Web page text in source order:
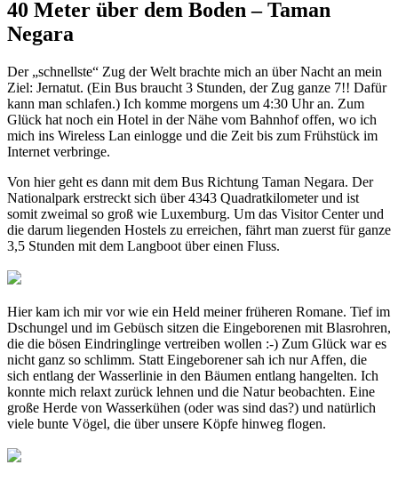
40 Meter über dem Boden – Taman
Negara
Der „schnellste“ Zug der Welt brachte mich an über Nacht an mein
Ziel: Jernatut. (Ein Bus braucht 3 Stunden, der Zug ganze 7!! Dafür
kann man schlafen.) Ich komme morgens um 4:30 Uhr an. Zum
Glück hat noch ein Hotel in der Nähe vom Bahnhof offen, wo ich
mich ins Wireless Lan einlogge und die Zeit bis zum Frühstück im
Internet verbringe.
Von hier geht es dann mit dem Bus Richtung Taman Negara. Der
Nationalpark erstreckt sich über 4343 Quadratkilometer und ist
somit zweimal so groß wie Luxemburg. Um das Visitor Center und
die darum liegenden Hostels zu erreichen, fährt man zuerst für ganze
3,5 Stunden mit dem Langboot über einen Fluss.
Hier kam ich mir vor wie ein Held meiner früheren Romane. Tief im
Dschungel und im Gebüsch sitzen die Eingeborenen mit Blasrohren,
die die bösen Eindringlinge vertreiben wollen :-) Zum Glück war es
nicht ganz so schlimm. Statt Eingeborener sah ich nur Affen, die
sich entlang der Wasserlinie in den Bäumen entlang hangelten. Ich
konnte mich relaxt zurück lehnen und die Natur beobachten. Eine
große Herde von Wasserkühen (oder was sind das?) und natürlich
viele bunte Vögel, die über unsere Köpfe hinweg flogen.